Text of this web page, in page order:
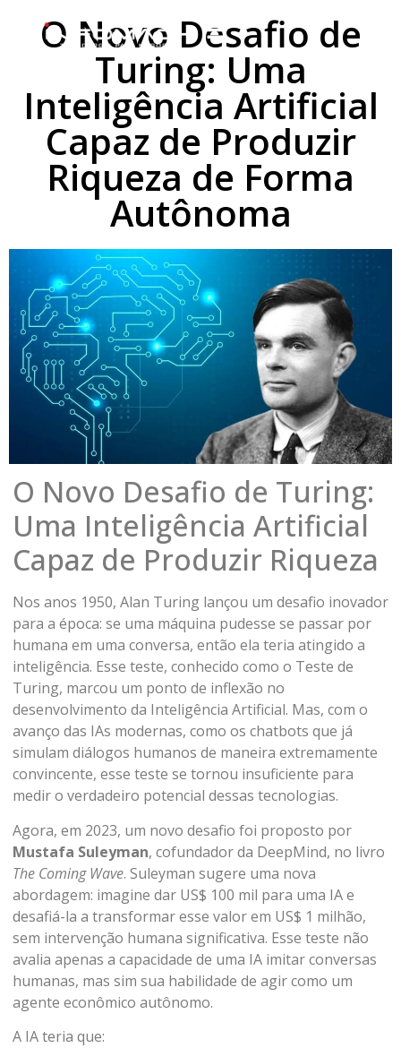
O Novo Desafio de
Turing: Uma
Inteligência Artificial
Capaz de Produzir
Riqueza de Forma
Autônoma
O Novo Desafio de Turing:
Uma Inteligência Artificial
Capaz de Produzir Riqueza
Nos anos 1950, Alan Turing lançou um desafio inovador
para a época: se uma máquina pudesse se passar por
humana em uma conversa, então ela teria atingido a
inteligência. Esse teste, conhecido como o Teste de
Turing, marcou um ponto de inflexão no
desenvolvimento da Inteligência Artificial. Mas, com o
avanço das IAs modernas, como os chatbots que já
simulam diálogos humanos de maneira extremamente
convincente, esse teste se tornou insuficiente para
medir o verdadeiro potencial dessas tecnologias.
Agora, em 2023, um novo desafio foi proposto por
Mustafa Suleyman, cofundador da DeepMind, no livro
The Coming Wave. Suleyman sugere uma nova
abordagem: imagine dar US$ 100 mil para uma IA e
desafiá-la a transformar esse valor em US$ 1 milhão,
sem intervenção humana significativa. Esse teste não
avalia apenas a capacidade de uma IA imitar conversas
humanas, mas sim sua habilidade de agir como um
agente econômico autônomo.
A IA teria que: